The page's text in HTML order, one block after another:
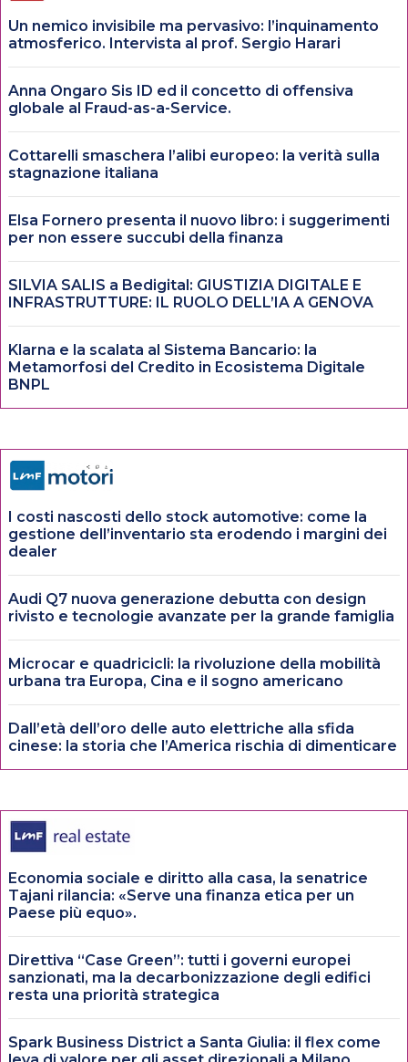
Un nemico invisibile ma pervasivo: l’inquinamento
atmosferico. Intervista al prof. Sergio Harari
Anna Ongaro Sis ID ed il concetto di offensiva
globale al Fraud-as-a-Service.
Cottarelli smaschera l’alibi europeo: la verità sulla
stagnazione italiana
Elsa Fornero presenta il nuovo libro: i suggerimenti
per non essere succubi della finanza
SILVIA SALIS a Bedigital: GIUSTIZIA DIGITALE E
INFRASTRUTTURE: IL RUOLO DELL’IA A GENOVA
Klarna e la scalata al Sistema Bancario: la
Metamorfosi del Credito in Ecosistema Digitale
BNPL
I costi nascosti dello stock automotive: come la
gestione dell’inventario sta erodendo i margini dei
dealer
Audi Q7 nuova generazione debutta con design
rivisto e tecnologie avanzate per la grande famiglia
Microcar e quadricicli: la rivoluzione della mobilità
urbana tra Europa, Cina e il sogno americano
Dall’età dell’oro delle auto elettriche alla sfida
cinese: la storia che l’America rischia di dimenticare
Economia sociale e diritto alla casa, la senatrice
Tajani rilancia: «Serve una finanza etica per un
Paese più equo».
Direttiva “Case Green”: tutti i governi europei
sanzionati, ma la decarbonizzazione degli edifici
resta una priorità strategica
Spark Business District a Santa Giulia: il flex come